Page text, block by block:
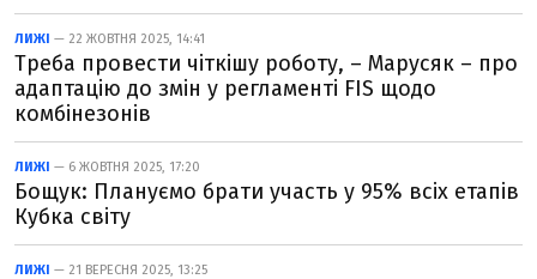
ЛИЖІ — 22 ЖОВТНЯ 2025, 14:41
Треба провести чіткішу роботу, – Марусяк – про
адаптацію до змін у регламенті FIS щодо
комбінезонів
ЛИЖІ — 6 ЖОВТНЯ 2025, 17:20
Бощук: Плануємо брати участь у 95% всіх етапів
Кубка світу
ЛИЖІ — 21 ВЕРЕСНЯ 2025, 13:25